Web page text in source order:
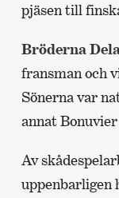
pjäsen till
Bröderna
fransman och
Sönerna var
annat
Av
uppenbarligen